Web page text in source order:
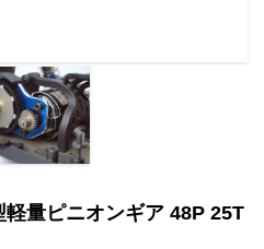
量ピニオンギア 48P 25T